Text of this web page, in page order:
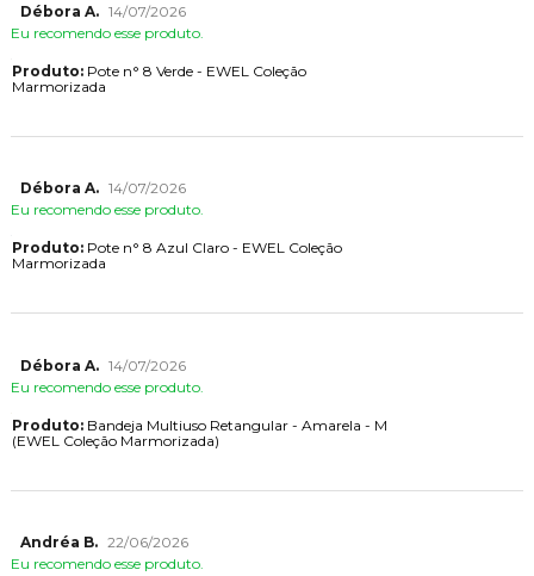
Débora A. 14/07/2026
Eu recomendo esse produto.
Produto:Pote n° 8 Verde - EWEL Coleção
Marmorizada
Débora A. 14/07/2026
Eu recomendo esse produto.
Produto:Pote n° 8 Azul Claro - EWEL Coleção
Marmorizada
Débora A. 14/07/2026
Eu recomendo esse produto.
Produto:Bandeja Multiuso Retangular - Amarela - M
(EWEL Coleção Marmorizada)
Andréa B. 22/06/2026
Eu recomendo esse produto.